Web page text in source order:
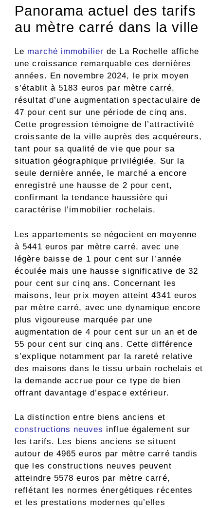
Panorama actuel des tarifs
au mètre carré dans la ville
Le marché immobilier de La Rochelle affiche
une croissance remarquable ces dernières
années. En novembre 2024, le prix moyen
s’établit à 5183 euros par mètre carré,
résultat d’une augmentation spectaculaire de
47 pour cent sur une période de cinq ans.
Cette progression témoigne de l’attractivité
croissante de la ville auprès des acquéreurs,
tant pour sa qualité de vie que pour sa
situation géographique privilégiée. Sur la
seule dernière année, le marché a encore
enregistré une hausse de 2 pour cent,
confirmant la tendance haussière qui
caractérise l’immobilier rochelais.
Les appartements se négocient en moyenne
à 5441 euros par mètre carré, avec une
légère baisse de 1 pour cent sur l’année
écoulée mais une hausse significative de 32
pour cent sur cinq ans. Concernant les
maisons, leur prix moyen atteint 4341 euros
par mètre carré, avec une dynamique encore
plus vigoureuse marquée par une
augmentation de 4 pour cent sur un an et de
55 pour cent sur cinq ans. Cette différence
s’explique notamment par la rareté relative
des maisons dans le tissu urbain rochelais et
la demande accrue pour ce type de bien
offrant davantage d’espace extérieur.
La distinction entre biens anciens et
constructions neuves influe également sur
les tarifs. Les biens anciens se situent
autour de 4965 euros par mètre carré tandis
que les constructions neuves peuvent
atteindre 5578 euros par mètre carré,
reflétant les normes énergétiques récentes
et les prestations modernes qu’elles